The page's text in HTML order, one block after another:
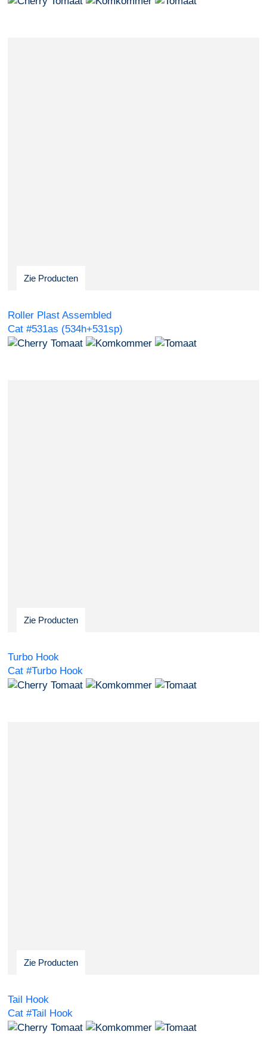
Zie Producten
Roller Plast Assembled
Cat #531as (534h+531sp)
Zie Producten
Turbo Hook
Cat #Turbo Hook
Zie Producten
Tail Hook
Cat #Tail Hook